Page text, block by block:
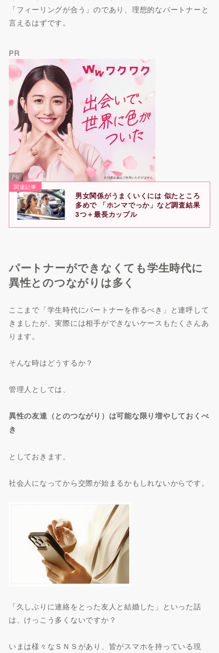
「フィーリングが合う」のであり、理想的なパートナーと
言えるはずです。
PR
関連記事
男女関係がうまくいくには 似たところ
多めで 「ホンマでっか」など調査結果
3つ＋最長カップル
パートナーができなくても学生時代に
異性とのつながりは多く
ここまで「学生時代にパートナーを作るべき」と連呼して
きましたが、実際には相手ができないケースもたくさんあ
ります。
そんな時はどうするか？
管理人としては、
異性の友達（とのつながり）は可能な限り増やしておくべ
き
としておきます。
社会人になってから交際が始まるかもしれないからです。
「久しぶりに連絡をとった友人と結婚した」といった話
は、けっこう多くないですか？
いまは様々なＳＮＳがあり、皆がスマホを持っている現